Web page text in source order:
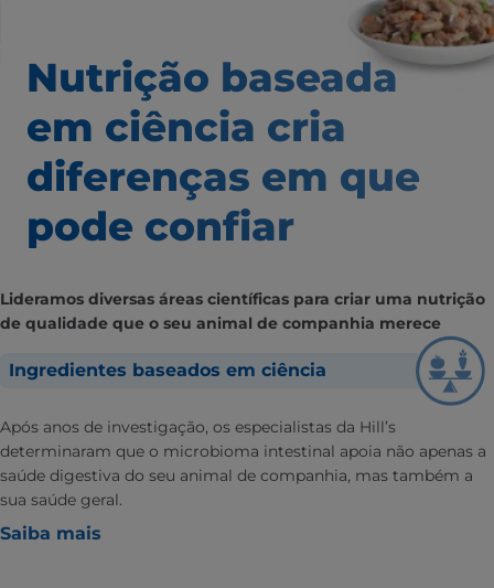
Nutrição baseada
em ciência cria
diferenças em que
pode confiar
Lideramos diversas áreas científicas para criar uma nutrição
de qualidade que o seu animal de companhia merece
Ingredientes baseados em ciência
Após anos de investigação, os especialistas da Hill’s
determinaram que o microbioma intestinal apoia não apenas a
saúde digestiva do seu animal de companhia, mas também a
sua saúde geral.
Saiba mais